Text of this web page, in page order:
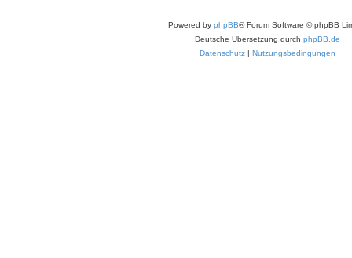
Powered by phpBB® Forum Software © phpBB
Deutsche Übersetzung durch phpBB.de
Datenschutz | Nutzungsbedingungen